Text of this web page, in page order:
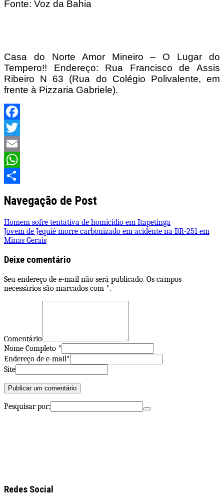
Fonte: Voz da Bahia
Casa do Norte Amor Mineiro – O Lugar do
Tempero!! Endereço: Rua Francisco de Assis
Ribeiro N 63 (Rua do Colégio Polivalente, em
frente à Pizzaria Gabriele).
Facebook
Twitter
Email
WhatsApp
Navegação de Post
Homem sofre tentativa de homicídio em Itapetinga
Jovem de Jequié morre carbonizado em acidente na BR-251 em
Minas Gerais
Deixe comentário
Seu endereço de e-mail não será publicado. Os campos
necessários são marcados com *.
Comentário
Nome Completo *
Endereço de e-mail*
Site
Pesquisar por:
Redes Social